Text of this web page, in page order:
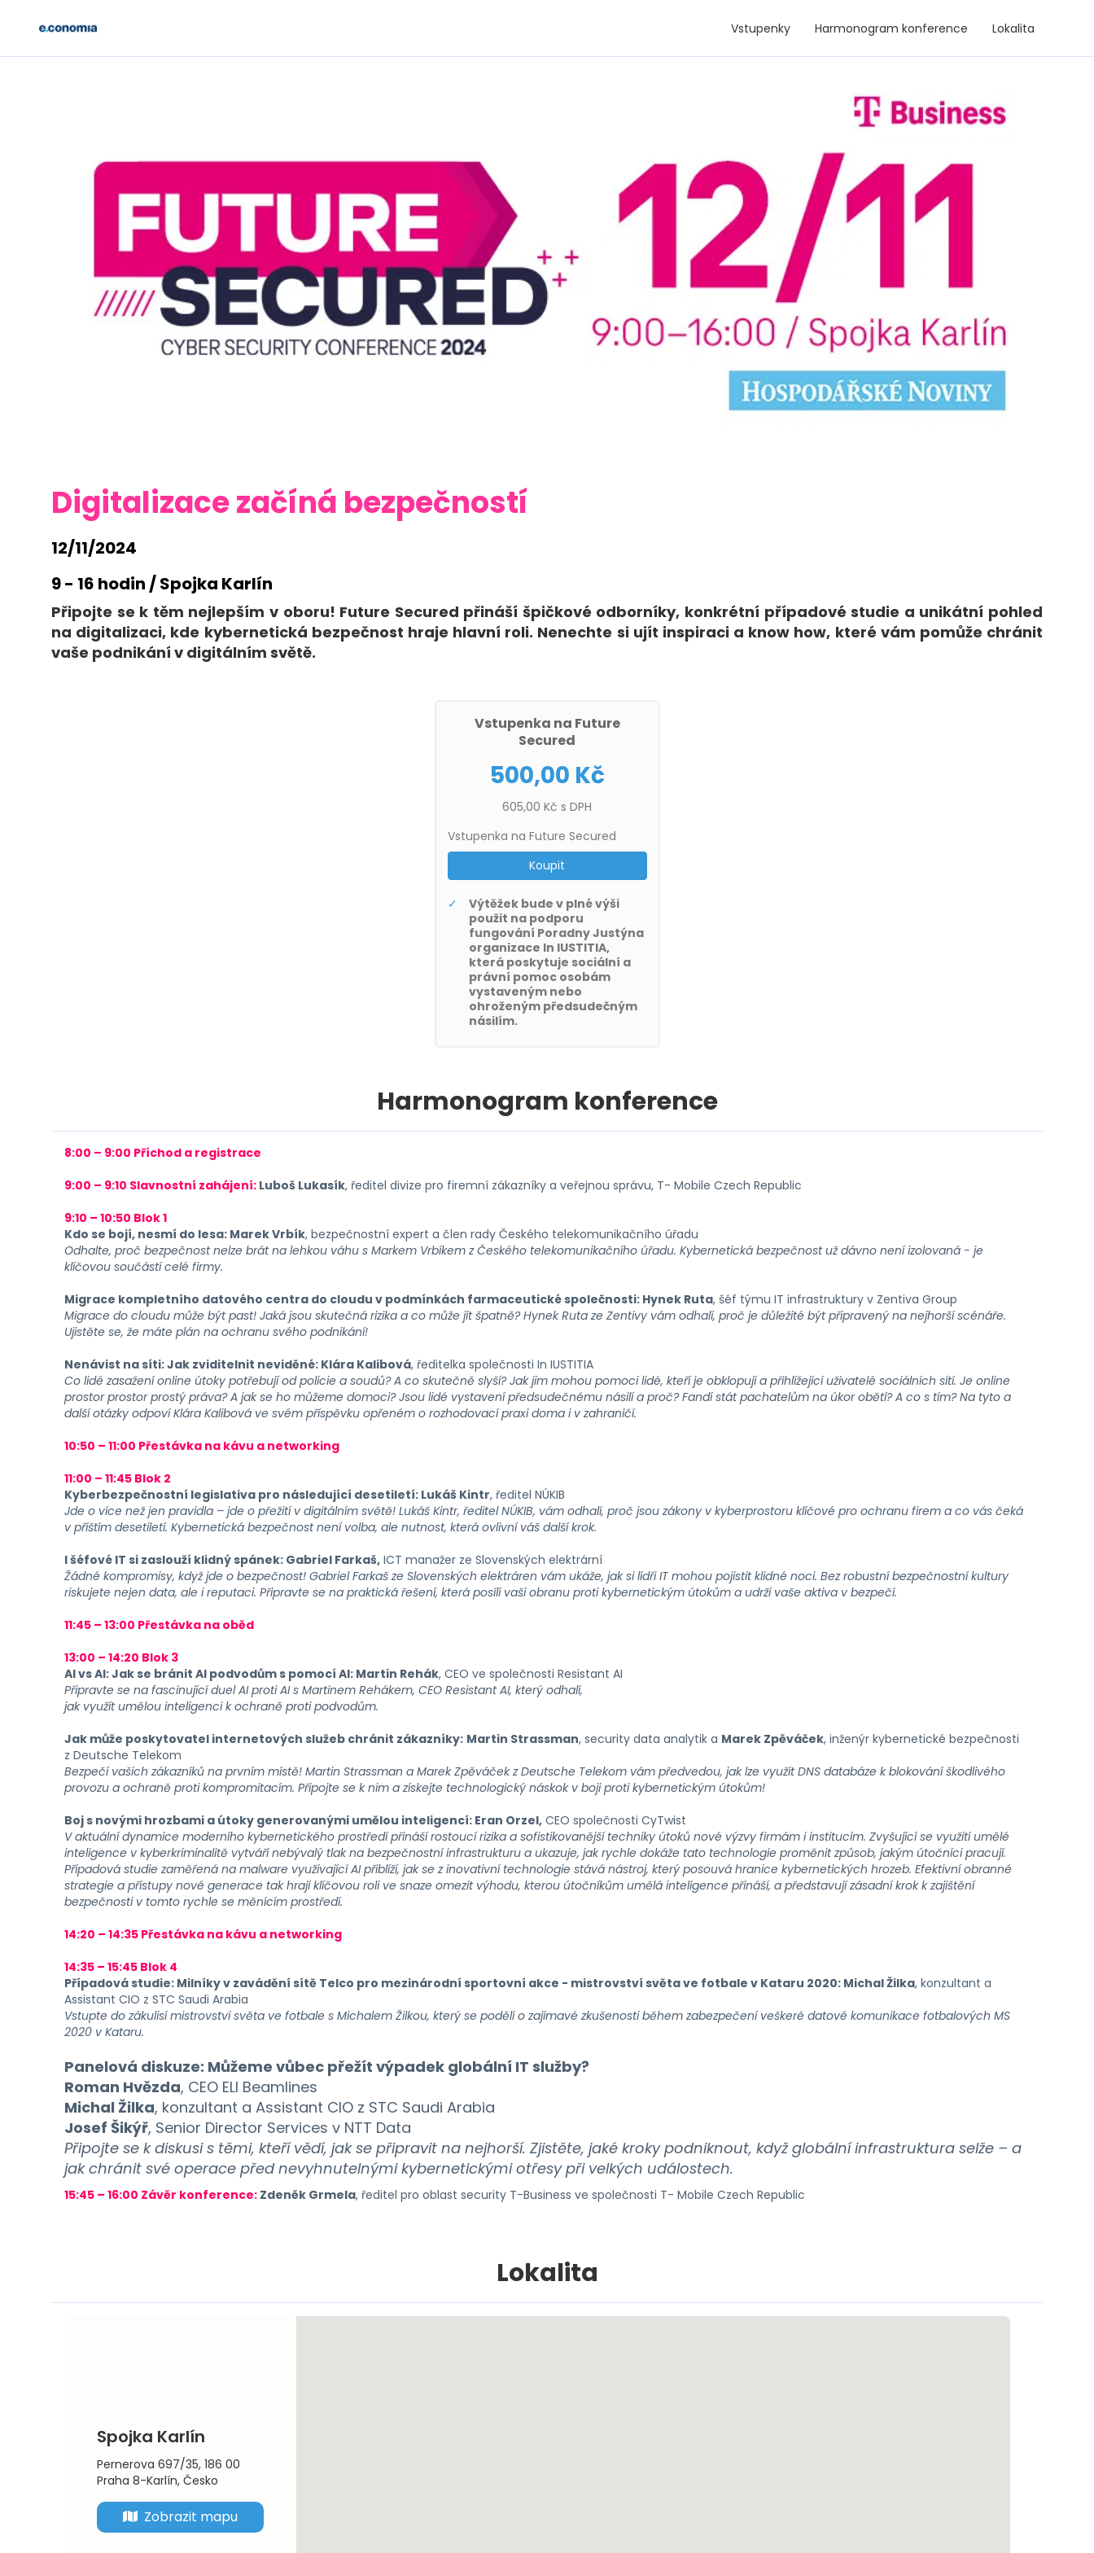
Vstupenky Harmonogram konference Lokalita
Digitalizace začíná bezpečností
12/11/2024
9 - 16 hodin / Spojka Karlín
Připojte se k těm nejlepším v oboru! Future Secured přináší špičkové odborníky, konkrétní případové studie a unikátní pohled
na digitalizaci, kde kybernetická bezpečnost hraje hlavní roli. Nenechte si ujít inspiraci a know how, které vám pomůže chránit
vaše podnikání v digitálním světě.
Vstupenka na Future
Secured
500,00 Kč
605,00 Kč s DPH
Vstupenka na Future Secured
Koupit
Výtěžek bude v plné výši
použit na podporu
fungování Poradny Justýna
organizace In IUSTITIA,
která poskytuje sociální a
právní pomoc osobám
vystaveným nebo
ohroženým předsudečným
násilím.
Harmonogram konference
8:00 – 9:00 Příchod a registrace
9:00 – 9:10 Slavnostní zahájení: Luboš Lukasík, ředitel divize pro firemní zákazníky a veřejnou správu, T- Mobile Czech Republic
9:10 – 10:50 Blok 1
Kdo se bojí, nesmí do lesa: Marek Vrbík, bezpečnostní expert a člen rady Českého telekomunikačního úřadu
Odhalte, proč bezpečnost nelze brát na lehkou váhu s Markem Vrbíkem z Českého telekomunikačního úřadu. Kybernetická bezpečnost už dávno není izolovaná - je
klíčovou součástí celé firmy.
Migrace kompletního datového centra do cloudu v podmínkách farmaceutické společnosti: Hynek Ruta, šéf týmu IT infrastruktury v Zentiva Group
Migrace do cloudu může být past! Jaká jsou skutečná rizika a co může jít špatně? Hynek Ruta ze Zentivy vám odhalí, proč je důležité být připravený na nejhorší scénáře.
Ujistěte se, že máte plán na ochranu svého podnikání!
Nenávist na síti: Jak zviditelnit neviděné: Klára Kalibová, ředitelka společnosti In IUSTITIA
Co lidé zasažení online útoky potřebují od policie a soudů? A co skutečně slyší? Jak jim mohou pomoci lidé, kteří je obklopují a přihlížející uživatelé sociálních sítí. Je online
prostor prostor prostý práva? A jak se ho můžeme domoci? Jsou lidé vystavení předsudečnému násilí a proč? Fandí stát pachatelům na úkor obětí? A co s tím? Na tyto a
další otázky odpoví Klára Kalibová ve svém příspěvku opřeném o rozhodovací praxi doma i v zahraničí.
10:50 – 11:00 Přestávka na kávu a networking
11:00 – 11:45 Blok 2
Kyberbezpečnostní legislativa pro následující desetiletí: Lukáš Kintr, ředitel NÚKIB
Jde o více než jen pravidla – jde o přežití v digitálním světě! Lukáš Kintr, ředitel NÚKIB, vám odhalí, proč jsou zákony v kyberprostoru klíčové pro ochranu firem a co vás čeká
v příštím desetiletí. Kybernetická bezpečnost není volba, ale nutnost, která ovlivní váš další krok.
I šéfové IT si zaslouží klidný spánek: Gabriel Farkaš, ICT manažer ze Slovenských elektrární
Žádné kompromisy, když jde o bezpečnost! Gabriel Farkaš ze Slovenských elektráren vám ukáže, jak si lídři IT mohou pojistit klidné noci. Bez robustní bezpečnostní kultury
riskujete nejen data, ale i reputaci. Připravte se na praktická řešení, která posílí vaši obranu proti kybernetickým útokům a udrží vaše aktiva v bezpečí.
11:45 – 13:00 Přestávka na oběd
13:00 – 14:20 Blok 3
AI vs AI: Jak se bránit AI podvodům s pomocí AI: Martin Rehák, CEO ve společnosti Resistant AI
Připravte se na fascinující duel AI proti AI s Martinem Rehákem, CEO Resistant AI, který odhalí,
jak využít umělou inteligenci k ochraně proti podvodům.
Jak může poskytovatel internetových služeb chránit zákazníky: Martin Strassman, security data analytik a Marek Zpěváček, inženýr kybernetické bezpečnosti
z Deutsche Telekom
Bezpečí vašich zákazníků na prvním místě! Martin Strassman a Marek Zpěváček z Deutsche Telekom vám předvedou, jak lze využít DNS databáze k blokování škodlivého
provozu a ochraně proti kompromitacím. Připojte se k nim a získejte technologický náskok v boji proti kybernetickým útokům!
Boj s novými hrozbami a útoky generovanými umělou inteligencí: Eran Orzel, CEO společnosti CyTwist
V aktuální dynamice moderního kybernetického prostředí přináší rostoucí rizika a sofistikovanější techniky útoků nové výzvy firmám i institucím. Zvyšující se využití umělé
inteligence v kyberkriminalitě vytváří nebývalý tlak na bezpečnostní infrastrukturu a ukazuje, jak rychle dokáže tato technologie proměnit způsob, jakým útočníci pracují.
Případová studie zaměřená na malware využívající AI přiblíží, jak se z inovativní technologie stává nástroj, který posouvá hranice kybernetických hrozeb. Efektivní obranné
strategie a přístupy nové generace tak hrají klíčovou roli ve snaze omezit výhodu, kterou útočníkům umělá inteligence přináší, a představují zásadní krok k zajištění
bezpečnosti v tomto rychle se měnícím prostředí.
14:20 – 14:35 Přestávka na kávu a networking
14:35 – 15:45 Blok 4
Případová studie: Milníky v zavádění sítě Telco pro mezinárodní sportovní akce - mistrovství světa ve fotbale v Kataru 2020: Michal Žilka, konzultant a
Assistant CIO z STC Saudi Arabia
Vstupte do zákulisí mistrovství světa ve fotbale s Michalem Žilkou, který se podělí o zajímavé zkušenosti během zabezpečení veškeré datové komunikace fotbalových MS
2020 v Kataru.
Panelová diskuze: Můžeme vůbec přežít výpadek globální IT služby?
Roman Hvězda, CEO ELI Beamlines
Michal Žilka, konzultant a Assistant CIO z STC Saudi Arabia
Josef Šikýř, Senior Director Services v NTT Data
Připojte se k diskusi s těmi, kteří vědí, jak se připravit na nejhorší. Zjistěte, jaké kroky podniknout, když globální infrastruktura selže – a
jak chránit své operace před nevyhnutelnými kybernetickými otřesy při velkých událostech.
15:45 – 16:00 Závěr konference: Zdeněk Grmela, ředitel pro oblast security T-Business ve společnosti T- Mobile Czech Republic
Lokalita
Spojka Karlín
Pernerova 697/35, 186 00
Praha 8-Karlín, Česko
Zobrazit mapu